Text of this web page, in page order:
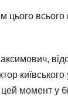
цього всього
київського
момент у